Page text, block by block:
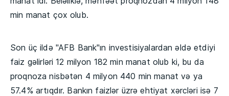
min manat çox olub.
Son üç ildə "AFB Bank"ın investisiyalardan əldə etdiyi
faiz gəlirləri 12 milyon 182 min manat olub ki, bu da
proqnoza nisbətən 4 milyon 440 min manat və ya
57.4% artıqdır. Bankın faizlər üzrə ehtiyat xərcləri isə 7